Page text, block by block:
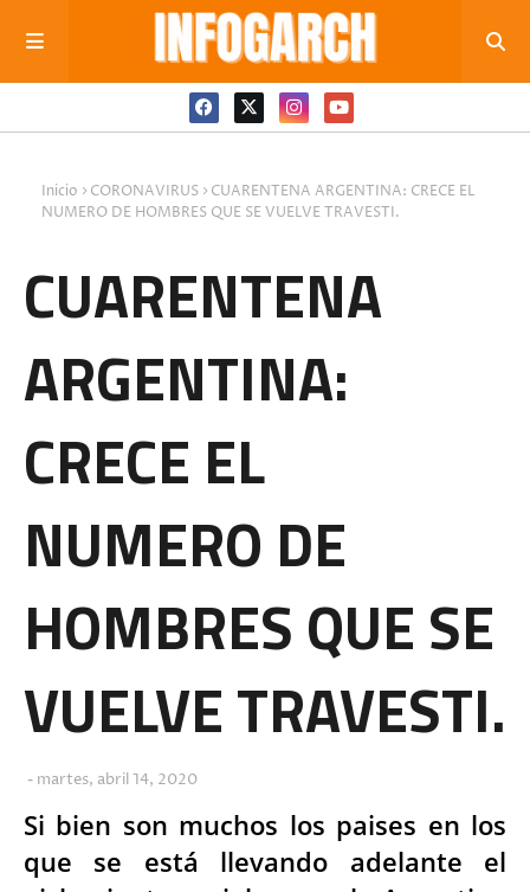
Inicio CORONAVIRUS
CUARENTENA ARGENTINA: CRECE EL
NUMERO DE HOMBRES QUE SE VUELVE TRAVESTI.
CUARENTENA
ARGENTINA:
CRECE EL
NUMERO DE
HOMBRES QUE SE
VUELVE TRAVESTI.
martes, abril 14, 2020
Si bien son muchos los paises en los
que se está llevando adelante el